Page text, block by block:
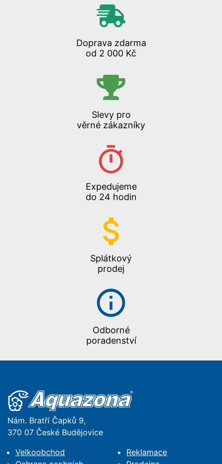
Doprava zdarma
od 2 000 Kč
Slevy pro
věrné zákazníky
Expedujeme
do 24 hodin
Splátkový
prodej
Odborné
poradenství
Nám. Bratří Čapků 9,
370 07 České Budějovice
Velkoobchod
Reklamace